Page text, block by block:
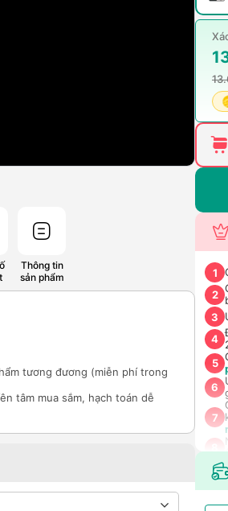
Thông tin
sản phẩm
tương đương (miễn phí trong
tâm mua sắm, hạch toán dễ
1
2
3
4
5
6
7